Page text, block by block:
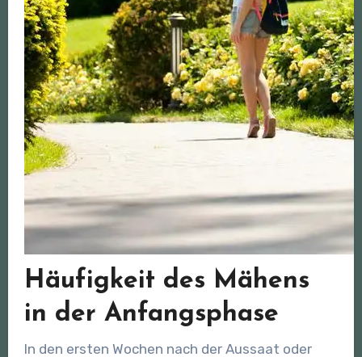
Häufigkeit des Mähens
in der Anfangsphase
In den ersten Wochen nach der Aussaat oder